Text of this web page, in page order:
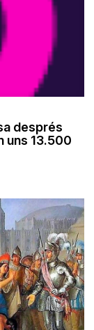
després
uns 13.500